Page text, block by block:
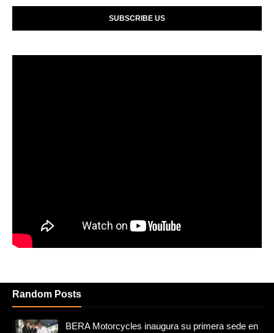
SUBSCRIBE US
Random Posts
BERA Motorcycles inaugura su primera sede en